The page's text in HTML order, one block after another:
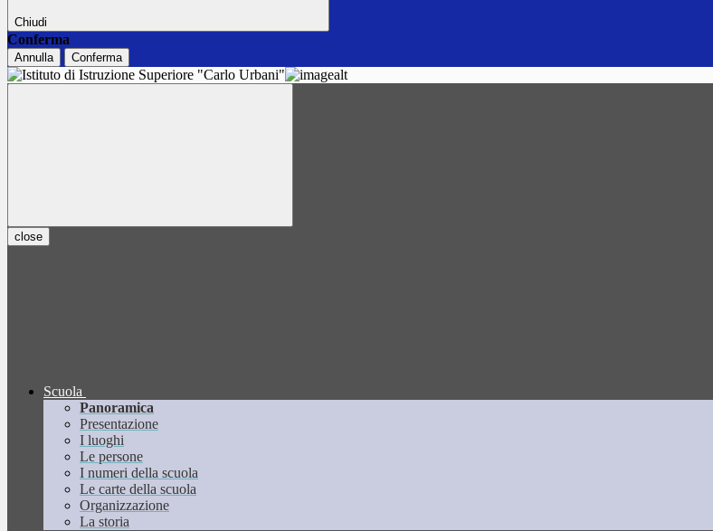
Chiudi
Conferma
Annulla Conferma
close
Scuola
Panoramica
Presentazione
I luoghi
Le persone
I numeri della scuola
Le carte della scuola
Organizzazione
La storia